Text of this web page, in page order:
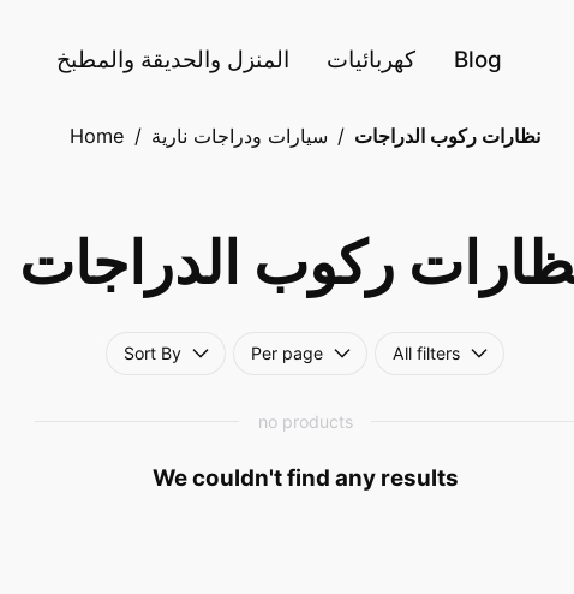
المنزل والحديقة والمطبخ كهربائيات Blog
Home / سيارات ودراجات نارية / نظارات ركوب الدراجات
ركوب الدراجات
Sort By Per page All filters
no products
We couldn't find any results